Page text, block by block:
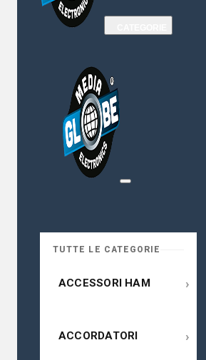
TUTTE LE CATEGORIE
ACCESSORI HAM ›
ACCORDATORI ›